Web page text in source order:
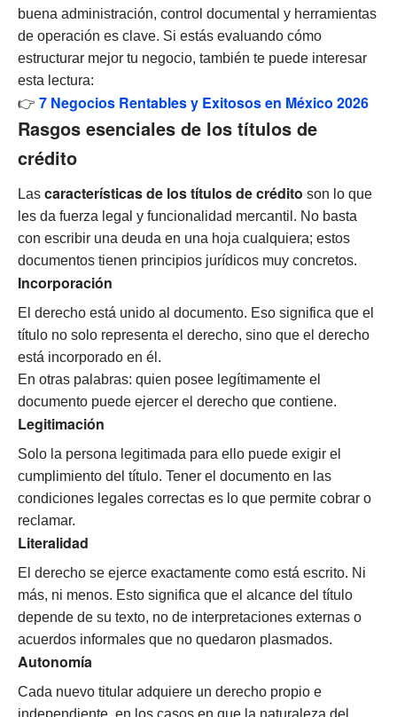
buena administración, control documental y herramientas
de operación es clave. Si estás evaluando cómo
estructurar mejor tu negocio, también te puede interesar
esta lectura:
👉 7 Negocios Rentables y Exitosos en México 2026
Rasgos esenciales de los títulos de
crédito
Las características de los títulos de crédito son lo que
les da fuerza legal y funcionalidad mercantil. No basta
con escribir una deuda en una hoja cualquiera; estos
documentos tienen principios jurídicos muy concretos.
Incorporación
El derecho está unido al documento. Eso significa que el
título no solo representa el derecho, sino que el derecho
está incorporado en él.
En otras palabras: quien posee legítimamente el
documento puede ejercer el derecho que contiene.
Legitimación
Solo la persona legitimada para ello puede exigir el
cumplimiento del título. Tener el documento en las
condiciones legales correctas es lo que permite cobrar o
reclamar.
Literalidad
El derecho se ejerce exactamente como está escrito. Ni
más, ni menos. Esto significa que el alcance del título
depende de su texto, no de interpretaciones externas o
acuerdos informales que no quedaron plasmados.
Autonomía
Cada nuevo titular adquiere un derecho propio e
independiente, en los casos en que la naturaleza del